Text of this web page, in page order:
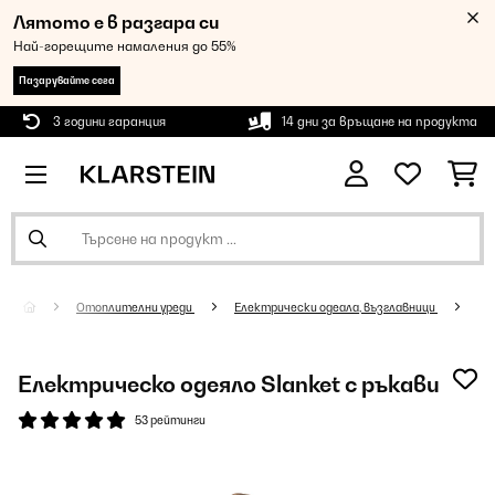
Лятото е в разгара си
Най-горещите намаления до 55%
Пазарувайте сега
3 години гаранция 14 дни за връщане на продукта
Oтоплителни уреди Електрически одеала, възглавници
Електрическо одеяло Slanket с ръкави
53 рейтинги